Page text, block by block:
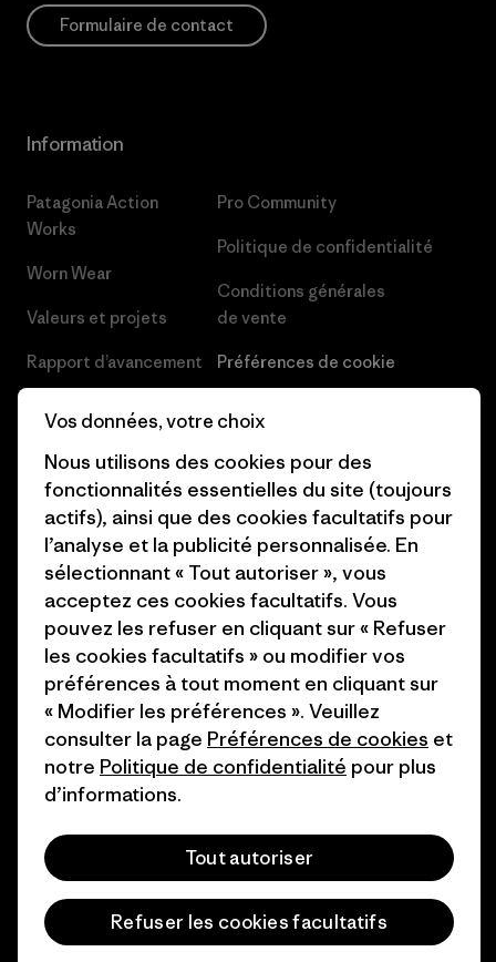
Formulaire de contact
Information
Patagonia Action
Works
Worn Wear
Valeurs et projets
Rapport d’avancement
Objectifs climatiques
1% For The Planet
Comment nous
finançons
Cartes cadeaux
Nos magasins
Pro Community
Politique de confidentialité
Conditions générales
de vente
Préférences de cookie
Presse et media
Industry program
Programme d’affiliation
Patagonia Luxembourg Plan du
site
© 2026 Patagonia, Inc. All Rights Reserved.
Vos données, votre choix
Nous utilisons des cookies pour des
fonctionnalités essentielles du site (toujours
actifs), ainsi que des cookies facultatifs pour
l’analyse et la publicité personnalisée. En
sélectionnant « Tout autoriser », vous
acceptez ces cookies facultatifs. Vous
pouvez les refuser en cliquant sur « Refuser
les cookies facultatifs » ou modifier vos
préférences à tout moment en cliquant sur
« Modifier les préférences ». Veuillez
consulter la page Préférences de cookies et
notre Politique de confidentialité pour plus
d’informations.
Tout autoriser
Refuser les cookies facultatifs